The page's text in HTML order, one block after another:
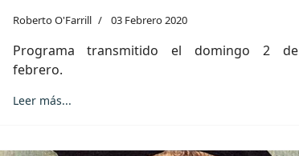
Roberto O'Farrill 03 Febrero 2020
Programa transmitido el domingo 2 de
febrero.
Leer más...